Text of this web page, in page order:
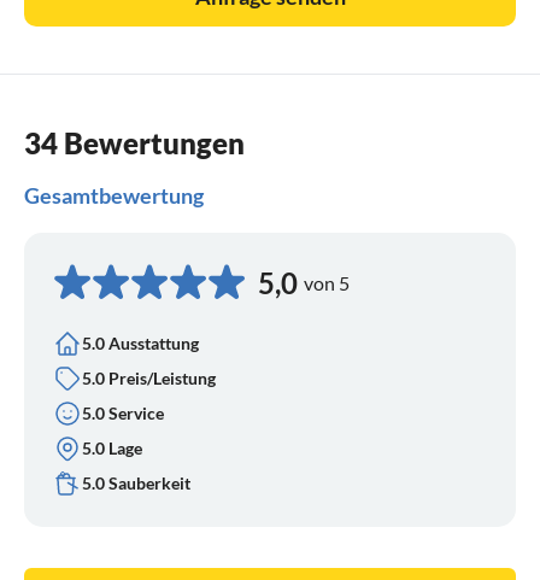
34 Bewertungen
Gesamtbewertung
5,0 von 5
5.0 Ausstattung
5.0 Preis/Leistung
5.0 Service
5.0 Lage
5.0 Sauberkeit